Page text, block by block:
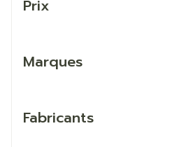
Prix
Marques
Fabricants